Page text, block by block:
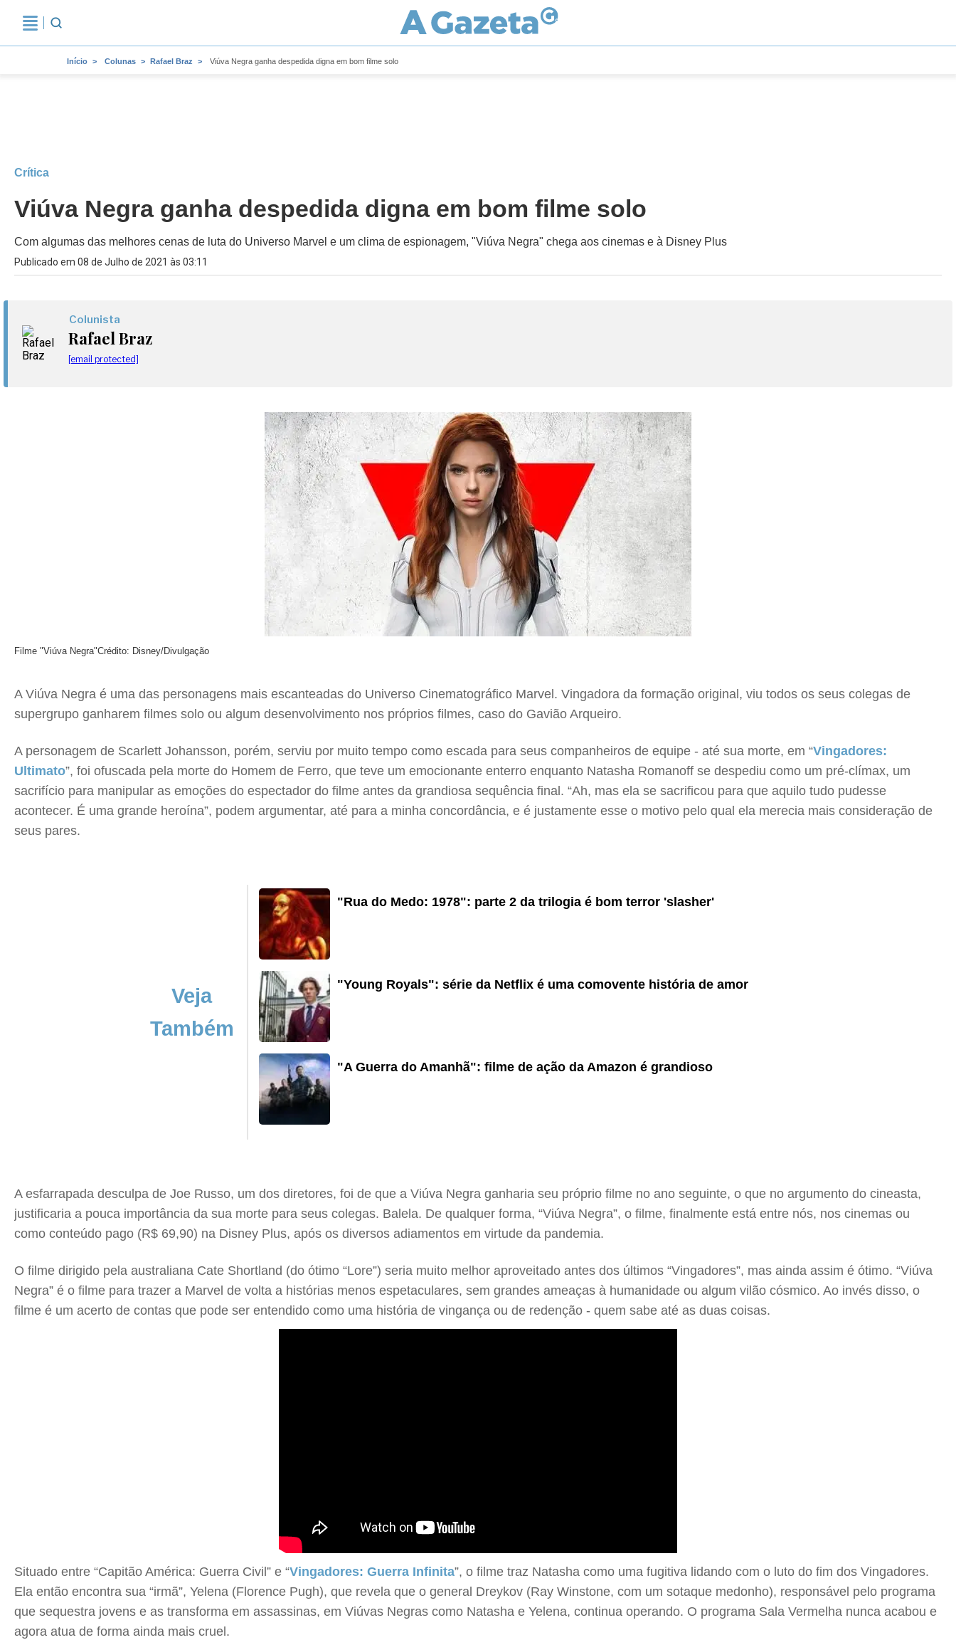
Início Colunas Rafael Braz Viúva Negra ganha despedida digna em bom filme solo
Crítica
Viúva Negra ganha despedida digna em bom filme solo
Com algumas das melhores cenas de luta do Universo Marvel e um clima de espionagem, "Viúva Negra" chega aos cinemas e à Disney Plus
Publicado em 08 de Julho de 2021 às 03:11
Colunista
Rafael Braz
[email protected]
Filme "Viúva Negra"Crédito: Disney/Divulgação
A Viúva Negra é uma das personagens mais escanteadas do Universo Cinematográfico Marvel. Vingadora da formação original, viu todos os seus colegas de
supergrupo ganharem filmes solo ou algum desenvolvimento nos próprios filmes, caso do Gavião Arqueiro.
A personagem de Scarlett Johansson, porém, serviu por muito tempo como escada para seus companheiros de equipe - até sua morte, em “Vingadores:
Ultimato”, foi ofuscada pela morte do Homem de Ferro, que teve um emocionante enterro enquanto Natasha Romanoff se despediu como um pré-clímax, um
sacrifício para manipular as emoções do espectador do filme antes da grandiosa sequência final. “Ah, mas ela se sacrificou para que aquilo tudo pudesse
acontecer. É uma grande heroína”, podem argumentar, até para a minha concordância, e é justamente esse o motivo pelo qual ela merecia mais consideração de
seus pares.
Veja
Também
"Rua do Medo: 1978": parte 2 da trilogia é bom terror 'slasher'
"Young Royals": série da Netflix é uma comovente história de amor
"A Guerra do Amanhã": filme de ação da Amazon é grandioso
A esfarrapada desculpa de Joe Russo, um dos diretores, foi de que a Viúva Negra ganharia seu próprio filme no ano seguinte, o que no argumento do cineasta,
justificaria a pouca importância da sua morte para seus colegas. Balela. De qualquer forma, “Viúva Negra”, o filme, finalmente está entre nós, nos cinemas ou
como conteúdo pago (R$ 69,90) na Disney Plus, após os diversos adiamentos em virtude da pandemia.
O filme dirigido pela australiana Cate Shortland (do ótimo “Lore”) seria muito melhor aproveitado antes dos últimos “Vingadores”, mas ainda assim é ótimo. “Viúva
Negra” é o filme para trazer a Marvel de volta a histórias menos espetaculares, sem grandes ameaças à humanidade ou algum vilão cósmico. Ao invés disso, o
filme é um acerto de contas que pode ser entendido como uma história de vingança ou de redenção - quem sabe até as duas coisas.
Situado entre “Capitão América: Guerra Civil” e “Vingadores: Guerra Infinita”, o filme traz Natasha como uma fugitiva lidando com o luto do fim dos Vingadores.
Ela então encontra sua “irmã”, Yelena (Florence Pugh), que revela que o general Dreykov (Ray Winstone, com um sotaque medonho), responsável pelo programa
que sequestra jovens e as transforma em assassinas, em Viúvas Negras como Natasha e Yelena, continua operando. O programa Sala Vermelha nunca acabou e
agora atua de forma ainda mais cruel.